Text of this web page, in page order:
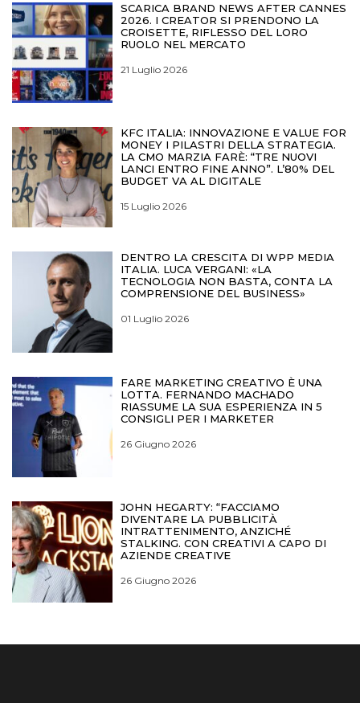
SCARICA BRAND NEWS AFTER CANNES
2026. I CREATOR SI PRENDONO LA
CROISETTE, RIFLESSO DEL LORO
RUOLO NEL MERCATO
21 Luglio 2026
KFC ITALIA: INNOVAZIONE E VALUE FOR
MONEY I PILASTRI DELLA STRATEGIA.
LA CMO MARZIA FARÈ: “TRE NUOVI
LANCI ENTRO FINE ANNO”. L’80% DEL
BUDGET VA AL DIGITALE
15 Luglio 2026
DENTRO LA CRESCITA DI WPP MEDIA
ITALIA. LUCA VERGANI: «LA
TECNOLOGIA NON BASTA, CONTA LA
COMPRENSIONE DEL BUSINESS»
01 Luglio 2026
FARE MARKETING CREATIVO È UNA
LOTTA. FERNANDO MACHADO
RIASSUME LA SUA ESPERIENZA IN 5
CONSIGLI PER I MARKETER
26 Giugno 2026
JOHN HEGARTY: “FACCIAMO
DIVENTARE LA PUBBLICITÀ
INTRATTENIMENTO, ANZICHÉ
STALKING. CON CREATIVI A CAPO DI
AZIENDE CREATIVE
26 Giugno 2026